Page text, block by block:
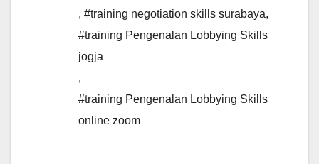
, #training negotiation skills surabaya,
#training Pengenalan Lobbying Skills
jogja
,
#training Pengenalan Lobbying Skills
online zoom